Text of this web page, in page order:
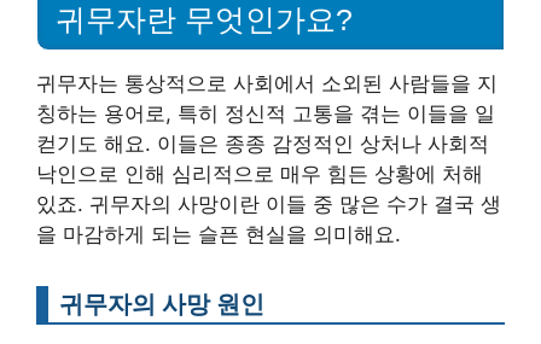
귀무자란 무엇인가요?
귀무자는 통상적으로 사회에서 소외된 사람들을 지
칭하는 용어로, 특히 정신적 고통을 겪는 이들을 일
컫기도 해요. 이들은 종종 감정적인 상처나 사회적
낙인으로 인해 심리적으로 매우 힘든 상황에 처해
있죠. 귀무자의 사망이란 이들 중 많은 수가 결국 생
을 마감하게 되는 슬픈 현실을 의미해요.
귀무자의 사망 원인